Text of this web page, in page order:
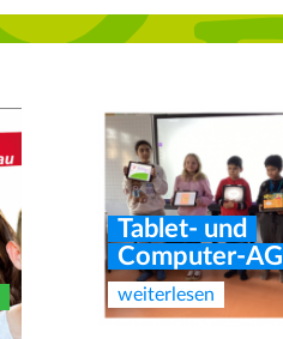
Tablet- und
Computer-AG
weiterlesen